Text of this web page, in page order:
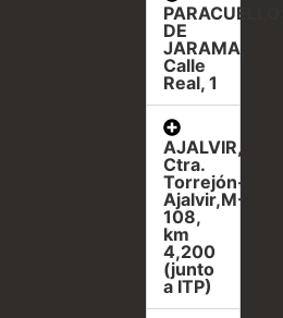
PARACUELLOS
DE
JARAMA,
Calle
Real, 1
AJALVIR,
Ctra.
Torrejón-
Ajalvir,M-
108,
km
4,200
(junto
a ITP)